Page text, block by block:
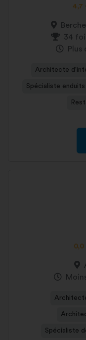
4,7
34
Plus
Architecte
Spécialiste
0,0
Spécialiste